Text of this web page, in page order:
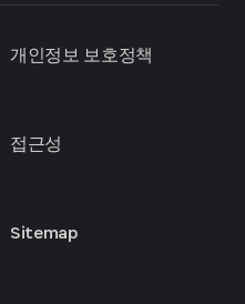
개인정보 보호정책
접근성
Sitemap